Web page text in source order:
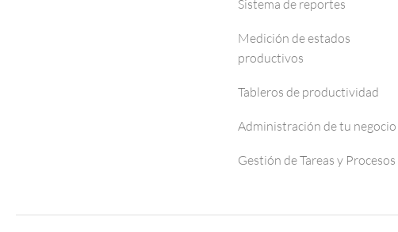
Sistema de reportes
Medición de estados
productivos
Tableros de productividad
Administración de tu negocio
Gestión de Tareas y Procesos